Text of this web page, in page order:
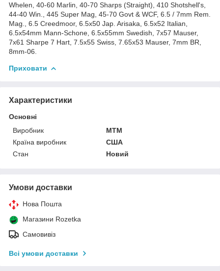
Whelen, 40-60 Marlin, 40-70 Sharps (Straight), 410 Shotshell's,
44-40 Win., 445 Super Mag, 45-70 Govt & WCF, 6.5 / 7mm Rem.
Mag., 6.5 Creedmoor, 6.5x50 Jap. Arisaka, 6.5x52 Italian,
6.5x54mm Mann-Schone, 6.5x55mm Swedish, 7x57 Mauser,
7x61 Sharpe 7 Hart, 7.5x55 Swiss, 7.65x53 Mauser, 7mm BR,
8mm-06.
Приховати
Характеристики
Основні
Виробник
MTM
Країна виробник
США
Стан
Новий
Умови доставки
Нова Пошта
Магазини Rozetka
Самовивіз
Всі умови доставки